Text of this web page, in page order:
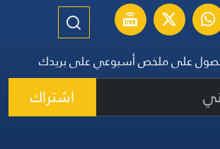
على ملخص أسبوعي على بريدك
اشتراك